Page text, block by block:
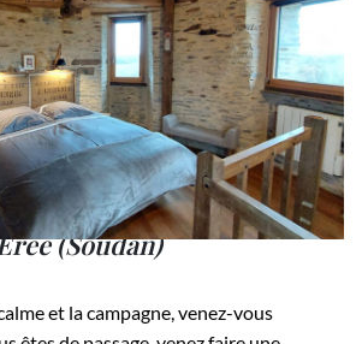
(Soudan)
et la campagne, venez-vous